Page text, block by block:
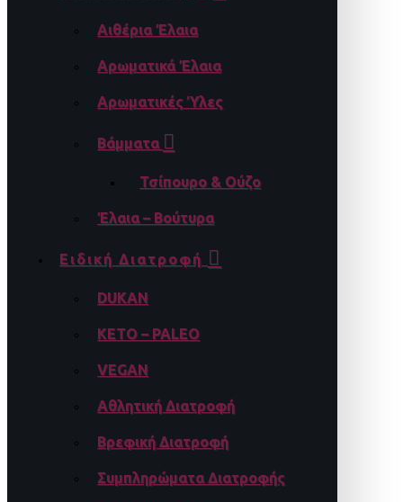
Αιθέρια Έλαια
Αρωματικά Έλαια
Αρωματικές Ύλες
Βάμματα
Τσίπουρο & Ούζο
Έλαια – Βούτυρα
Ειδική Διατροφή
DUKAN
KETO – PALEO
VEGAN
Αθλητική Διατροφή
Βρεφική Διατροφή
Συμπληρώματα Διατροφής